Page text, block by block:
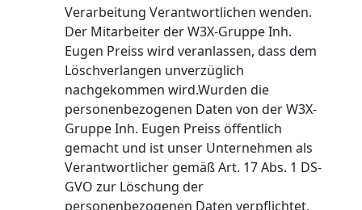
Verarbeitung Verantwortlichen wenden.
Der Mitarbeiter der W3X-Gruppe Inh.
Eugen Preiss wird veranlassen, dass dem
Löschverlangen unverzüglich
nachgekommen wird.Wurden die
personenbezogenen Daten von der W3X-
Gruppe Inh. Eugen Preiss öffentlich
gemacht und ist unser Unternehmen als
Verantwortlicher gemäß Art. 17 Abs. 1 DS-
GVO zur Löschung der
personenbezogenen Daten verpflichtet,